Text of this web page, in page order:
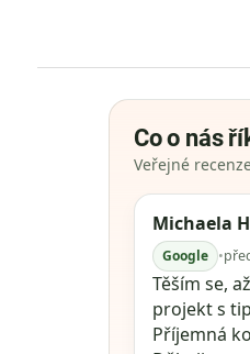
Co o nás
Veřejné
Michaela
Google •
Těším se,
projekt s
Příjemná